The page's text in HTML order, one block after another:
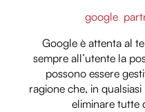
google,
Google è attenta al
sempre all’utente la
possono essere
ragione che, in
eliminare tutte